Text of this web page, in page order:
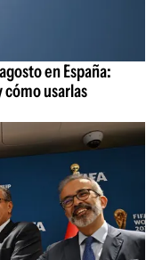
en España:
usarlas